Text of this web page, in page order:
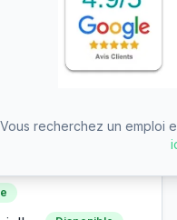
Vous recherchez un emploi